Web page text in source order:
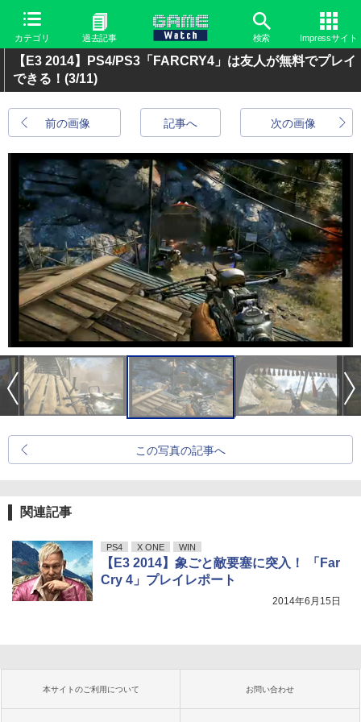
カテゴリ 過去記事 検索 Impressサイト
【E3 2014】PS4/PS3「FARCRY4」は友人が無料でプレイ
できる！ (3/11)
前の画像 次の画像
記事へ
この写真の記事へ
関連記事
PS4 X ONE WIN
【E3 2014】象ごと敵要塞に突入！ 「Far
Cry 4」プレイレポート
2014年6月15日
本サイトのご利用について お問い合わせ